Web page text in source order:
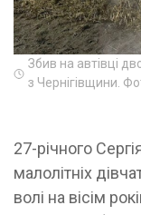
Збив на автівці
з Чернігівщини.
27-річного
малолітніх
волі на вісім